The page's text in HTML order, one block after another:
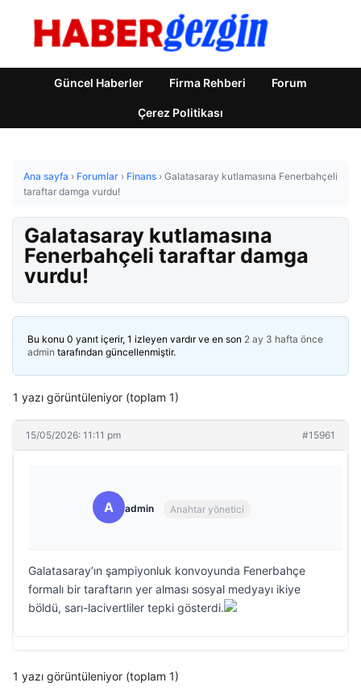
Güncel Haberler Firma Rehberi Forum
Çerez Politikası
Ana sayfa › Forumlar › Finans › Galatasaray kutlamasına Fenerbahçeli
taraftar damga vurdu!
Galatasaray kutlamasına
Fenerbahçeli taraftar damga
vurdu!
Bu konu 0 yanıt içerir, 1 izleyen vardır ve en son 2 ay 3 hafta önce
admin tarafından güncellenmiştir.
1 yazı görüntüleniyor (toplam 1)
15/05/2026: 11:11 pm #15961
A admin Anahtar yönetici
Galatasaray’ın şampiyonluk konvoyunda Fenerbahçe
formalı bir taraftarın yer alması sosyal medyayı ikiye
böldü, sarı-lacivertliler tepki gösterdi.
1 yazı görüntüleniyor (toplam 1)